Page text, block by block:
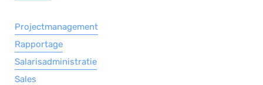
Projectmanagement
Rapportage
Salarisadministratie
Sales